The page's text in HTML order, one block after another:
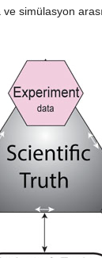
simülasyon